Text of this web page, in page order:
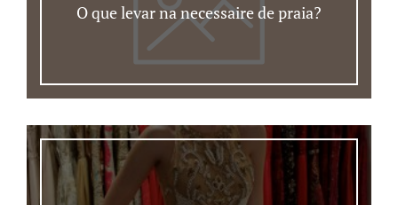
O que levar na necessaire de praia?